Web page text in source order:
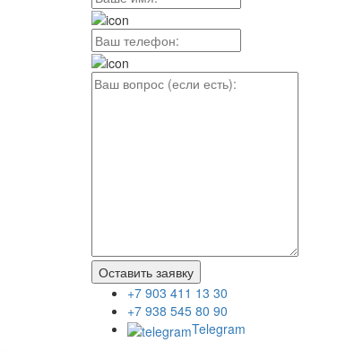
Оставить заявку
+7 903 411 13 30
+7 938 545 80 90
Telegram